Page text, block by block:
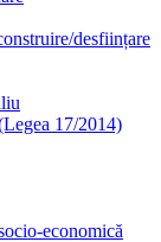
desființare
17/2014)
economică